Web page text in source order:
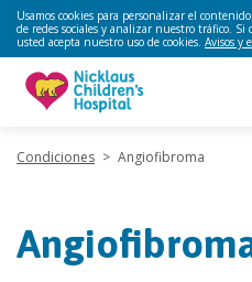
Usamos cookies para personalizar el
de redes sociales y analizar nuestro tráfico.
usted acepta nuestro uso de cookies. Avisos y
Condiciones > Angiofibroma